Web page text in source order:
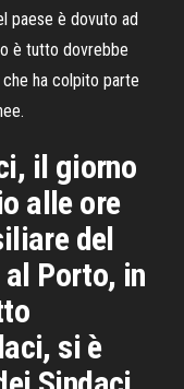
paese è dovuto ad
è tutto dovrebbe
ha colpito parte
il giorno
alle ore
del
al Porto, in
si è